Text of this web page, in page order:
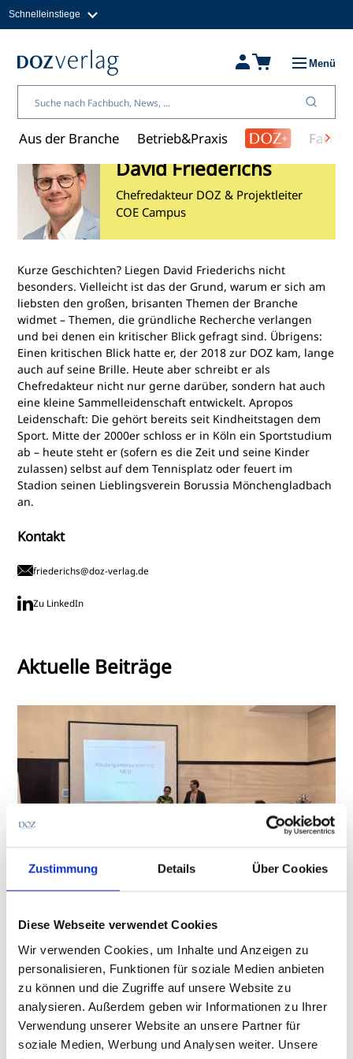
Zustimmung Details Über Cookies
Diese Webseite verwendet Cookies
Wir verwenden Cookies, um Inhalte und Anzeigen zu
personalisieren, Funktionen für soziale Medien anbieten
zu können und die Zugriffe auf unsere Website zu
analysieren. Außerdem geben wir Informationen zu Ihrer
Verwendung unserer Website an unsere Partner für
soziale Medien, Werbung und Analysen weiter. Unsere
Inhalt
Schnelleinstiege
Fachbücher & Shop
Über uns
Menü
Aus der Branche Betrieb&Praxis
David Friederichs
Chefredakteur DOZ & Projektleiter
COE Campus
Kurze Geschichten? Liegen David Friederichs nicht
besonders. Vielleicht ist das der Grund, warum er sich am
liebsten den großen, brisanten Themen der Branche
widmet – Themen, die gründliche Recherche verlangen
und bei denen ein kritischer Blick gefragt sind. Übrigens:
Einen kritischen Blick hatte er, der 2018 zur DOZ kam, lange
auch auf seine Brille. Heute aber schreibt er als
Chefredakteur nicht nur gerne darüber, sondern hat auch
eine kleine Sammelleidenschaft entwickelt. Apropos
Leidenschaft: Die gehört bereits seit Kindheitstagen dem
Sport. Mitte der 2000er schloss er in Köln ein Sportstudium
ab – heute steht er (sofern es die Zeit und seine Kinder
zulassen) selbst auf dem Tennisplatz oder feuert im
Stadion seinen Lieblingsverein Borussia Mönchengladbach
an.
Kontakt
friederichs@doz-verlag.de
Zu LinkedIn
Aktuelle Beiträge
Fachkongress am Wörthersee
Kontaktlinsen und trockene Augen in den
Fokus
Wie lassen sich trockene Augen heute besser managen?
Welche neuen Erkenntnisse gibt es in der
Kontaktlinsenanpassung und welche Rolle spielen
moderne Versorgungskonzepte? Antworten darauf will der
Österreichische Tag der Optometrie am 16. und 17.
Oktober im Parkhotel Pörtschach am Wörthersee geben.
Aus der Branche